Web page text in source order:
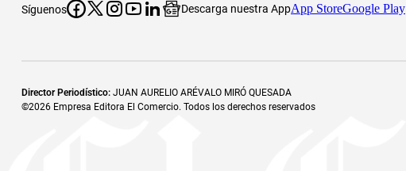
Síguenos Descarga nuestra AppApp StoreGoogle Play
Director Periodístico: JUAN AURELIO ARÉVALO MIRÓ QUESADA
©2026 Empresa Editora El Comercio. Todos los derechos reservados